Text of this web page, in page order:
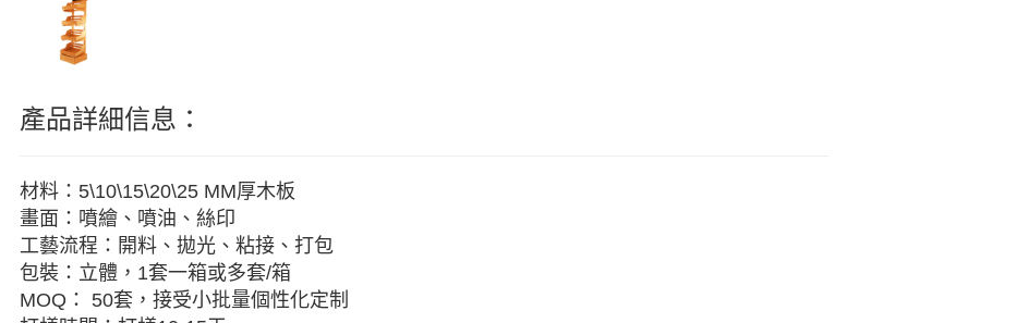
產品詳細信息：
材料：5\10\15\20\25 MM厚木板
畫面：噴繪、噴油、絲印
工藝流程：開料、拋光、粘接、打包
包裝：立體，1套一箱或多套/箱
MOQ： 50套，接受小批量個性化定制